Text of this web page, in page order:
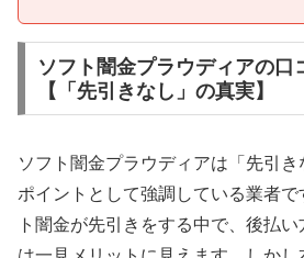
ソフト闇金プラウディアの口
【「先引きなし」の真実】
ソフト闇金プラウディアは「先引
ポイントとして強調している業者
ト闇金が先引きをする中で、後払